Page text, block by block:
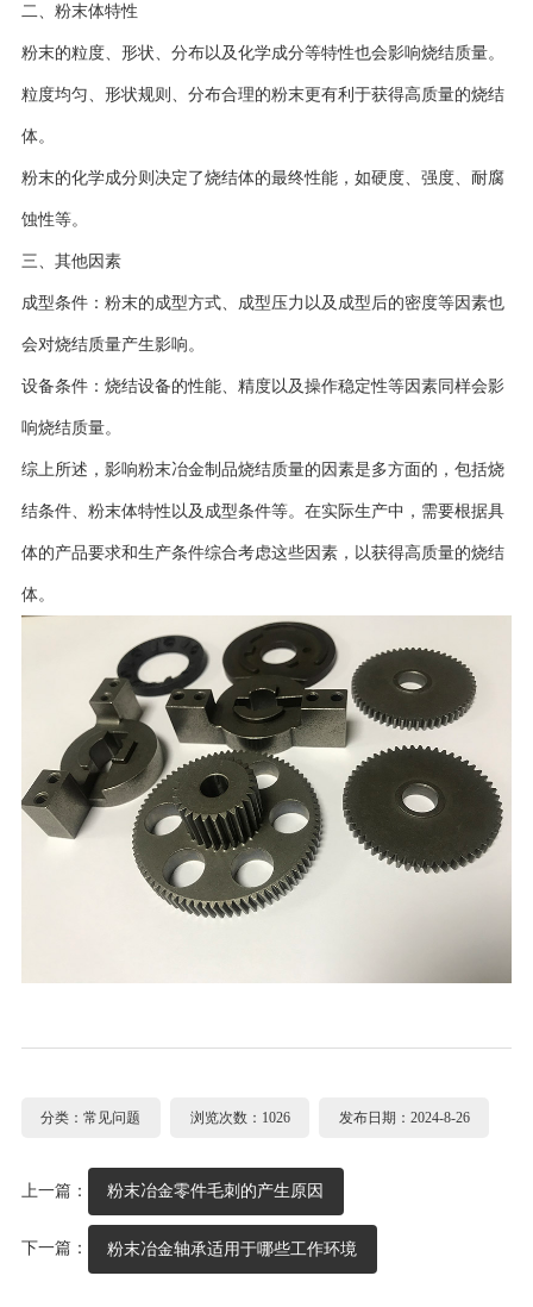
二、粉末体特性
粉末的粒度、形状、分布以及化学成分等特性也会影响烧结质量。
粒度均匀、形状规则、分布合理的粉末更有利于获得高质量的烧结
体。
粉末的化学成分则决定了烧结体的最终性能，如硬度、强度、耐腐
蚀性等。
三、其他因素
成型条件：粉末的成型方式、成型压力以及成型后的密度等因素也
会对烧结质量产生影响。
设备条件：烧结设备的性能、精度以及操作稳定性等因素同样会影
响烧结质量。
综上所述，影响粉末冶金制品烧结质量的因素是多方面的，包括烧
结条件、粉末体特性以及成型条件等。在实际生产中，需要根据具
体的产品要求和生产条件综合考虑这些因素，以获得高质量的烧结
体。
分类：常见问题 浏览次数：1026 发布日期：2024-8-26
上一篇： 粉末冶金零件毛刺的产生原因
下一篇： 粉末冶金轴承适用于哪些工作环境